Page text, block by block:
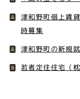
津和野町借上賃
時募集
津和野町の新規
若者定住住宅（